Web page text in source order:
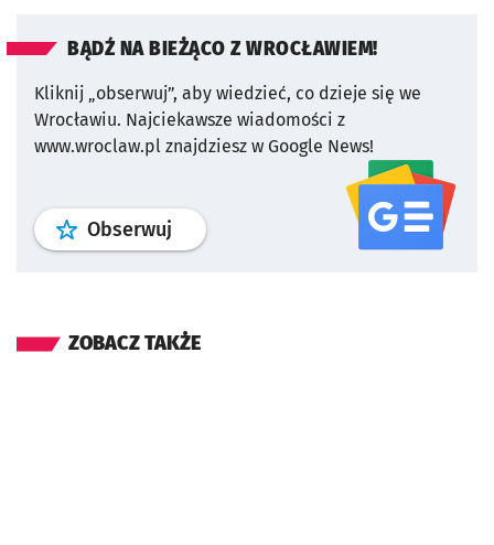
BĄDŹ NA BIEŻĄCO Z WROCŁAWIEM!
Kliknij „obserwuj”, aby wiedzieć, co dzieje się we
Wrocławiu. Najciekawsze wiadomości z
www.wroclaw.pl znajdziesz w Google News!
Obserwuj profil serwisu
ZOBACZ TAKŻE